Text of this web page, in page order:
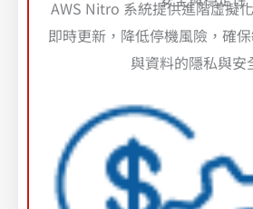
AWS Nitro 系統提供進階虛擬
即時更新，降低停機風險，確
與資料的隱私與安